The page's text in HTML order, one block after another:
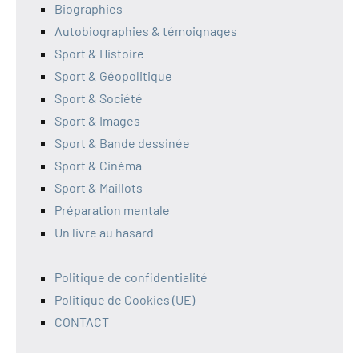
Biographies
Autobiographies & témoignages
Sport & Histoire
Sport & Géopolitique
Sport & Société
Sport & Images
Sport & Bande dessinée
Sport & Cinéma
Sport & Maillots
Préparation mentale
Un livre au hasard
Politique de confidentialité
Politique de Cookies (UE)
CONTACT